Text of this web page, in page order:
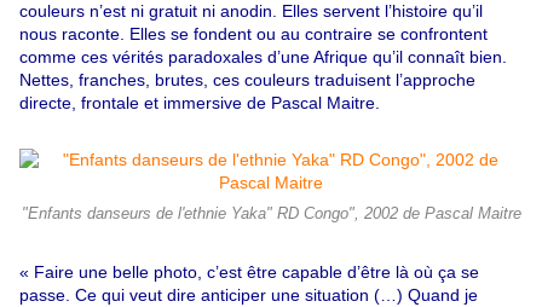
couleurs n’est ni gratuit ni anodin. Elles servent l’histoire qu’il
nous raconte. Elles se fondent ou au contraire se confrontent
comme ces vérités paradoxales d’une Afrique qu’il connaît bien.
Nettes, franches, brutes, ces couleurs traduisent l’approche
directe, frontale et immersive de Pascal Maitre.
"Enfants danseurs de l'ethnie Yaka" RD Congo", 2002 de Pascal Maitre
« Faire une belle photo, c’est être capable d’être là où ça se
passe. Ce qui veut dire anticiper une situation (…) Quand je